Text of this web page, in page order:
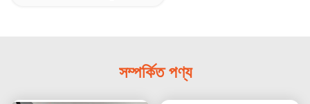
সম্পর্কিত পণ্য